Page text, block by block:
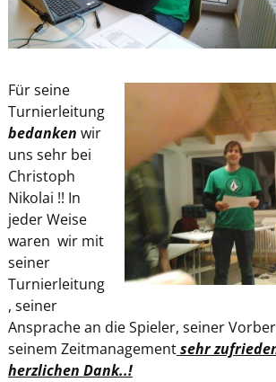
Für seine
Turnierleitung
bedanken wir
uns sehr bei
Christoph
Nikolai !! In
jeder Weise
waren wir mit
seiner
Turnierleitung
, seiner
Ansprache an die Spieler, seiner
seinem Zeitmanagementsehr
herzlichen Dank..!